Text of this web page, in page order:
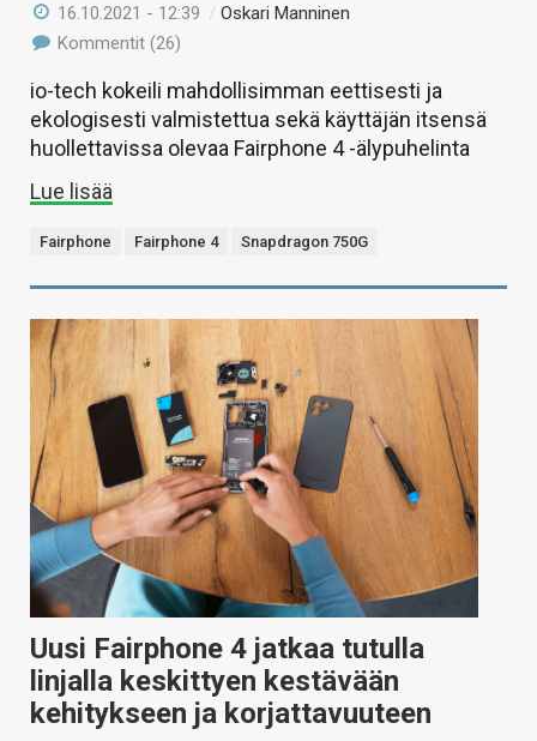
16.10.2021 - 12:39 /Oskari Manninen
Kommentit (26)
io-tech kokeili mahdollisimman eettisesti ja
ekologisesti valmistettua sekä käyttäjän itsensä
huollettavissa olevaa Fairphone 4 -älypuhelinta
Lue lisää
Fairphone Fairphone 4 Snapdragon 750G
Uusi Fairphone 4 jatkaa tutulla
linjalla keskittyen kestävään
kehitykseen ja korjattavuuteen